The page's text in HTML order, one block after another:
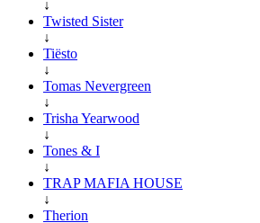
↓
Twisted Sister
↓
Tiësto
↓
Tomas Nevergreen
↓
Trisha Yearwood
↓
Tones & I
↓
TRAP MAFIA HOUSE
↓
Therion